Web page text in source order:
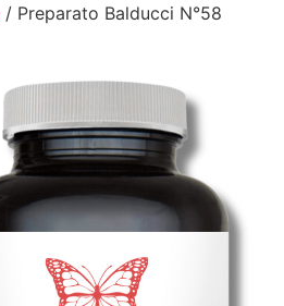
/ Preparato Balducci N°58